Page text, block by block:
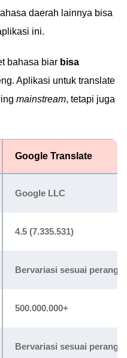
daerah lainnya bisa
ini.
bahasa biar bisa
Aplikasi untuk translate
mainstream, tetapi juga
Google Translate
Google LLC
4.5 (7.335.531)
Bervariasi sesuai
500.000.000+
Bervariasi sesuai